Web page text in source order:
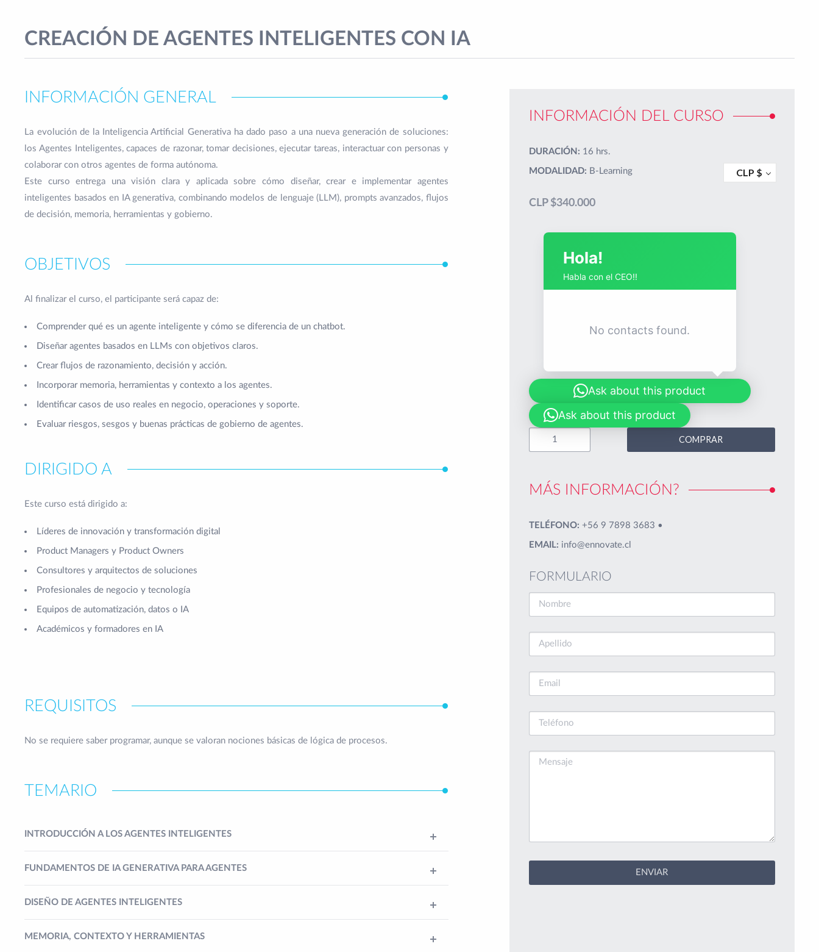
CREACIÓN DE AGENTES INTELIGENTES CON IA
INFORMACIÓN GENERAL
La evolución de la Inteligencia Artificial Generativa ha dado paso a una nueva generación de soluciones:
los Agentes Inteligentes, capaces de razonar, tomar decisiones, ejecutar tareas, interactuar con personas y
colaborar con otros agentes de forma autónoma.
Este curso entrega una visión clara y aplicada sobre cómo diseñar, crear e implementar agentes
inteligentes basados en IA generativa, combinando modelos de lenguaje (LLM), prompts avanzados, flujos
de decisión, memoria, herramientas y gobierno.
OBJETIVOS
Al finalizar el curso, el participante será capaz de:
Comprender qué es un agente inteligente y cómo se diferencia de un chatbot.
Diseñar agentes basados en LLMs con objetivos claros.
Crear flujos de razonamiento, decisión y acción.
Incorporar memoria, herramientas y contexto a los agentes.
Identificar casos de uso reales en negocio, operaciones y soporte.
Evaluar riesgos, sesgos y buenas prácticas de gobierno de agentes.
DIRIGIDO A
Este curso está dirigido a:
Líderes de innovación y transformación digital
Product Managers y Product Owners
Consultores y arquitectos de soluciones
Profesionales de negocio y tecnología
Equipos de automatización, datos o IA
Académicos y formadores en IA
REQUISITOS
No se requiere saber programar, aunque se valoran nociones básicas de lógica de procesos.
TEMARIO
INTRODUCCIÓN A LOS AGENTES INTELIGENTES
FUNDAMENTOS DE IA GENERATIVA PARA AGENTES
DISEÑO DE AGENTES INTELIGENTES
MEMORIA, CONTEXTO Y HERRAMIENTAS
INFORMACIÓN DEL CURSO
DURACIÓN: 16 hrs.
MODALIDAD: B-Learning CLP $
CLP $340.000
Hola!
Habla con el CEO!!
No contacts found.
Ask about this product
Ask about this product
COMPRAR
MÁS INFORMACIÓN?
TELÉFONO: +56 9 7898 3683 •
EMAIL: info@ennovate.cl
FORMULARIO